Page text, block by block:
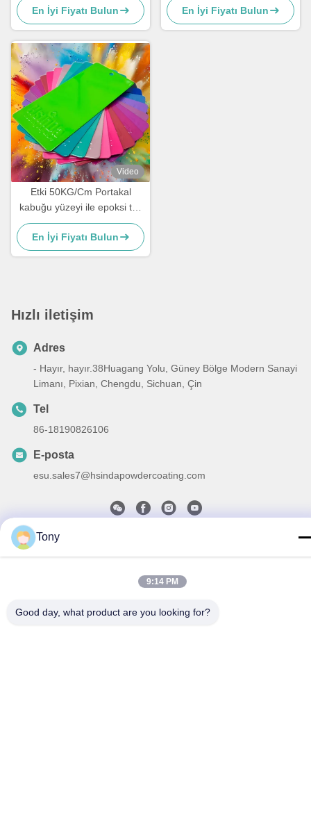
En İyi Fiyatı Bulun
coating
En İyi Fiyatı Bulun
Video
Etki 50KG/Cm Portakal
kabuğu yüzeyi ile epoksi toz
kaplama
En İyi Fiyatı Bulun
Hızlı iletişim
Adres
- Hayır, hayır.38Huagang Yolu, Güney Bölge Modern Sanayi
Limanı, Pixian, Chengdu, Sichuan, Çin
Tel
86-18190826106
E-posta
esu.sales7@hsindapowdercoating.com
Gizlilik Politikası
Polymer Materials Co., Ltd. Hepsi. Haklar korunmuş.
Tony
9:14 PM
Good day, what product are you looking for?